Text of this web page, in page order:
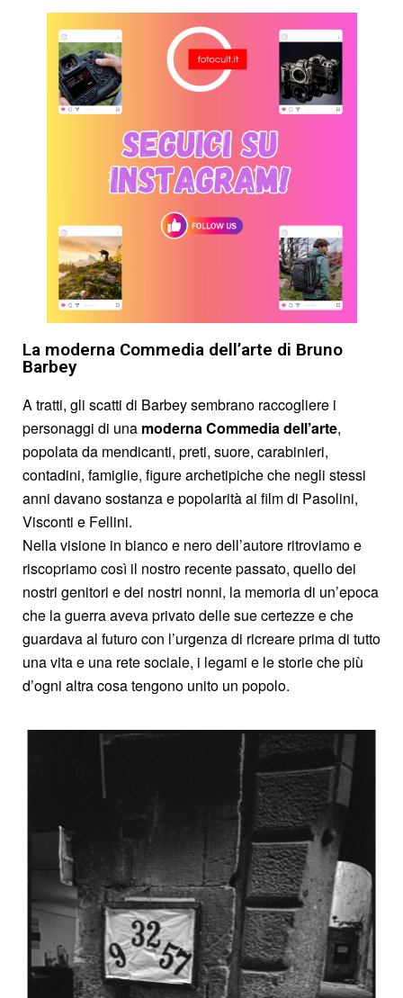
La moderna Commedia dell’arte di Bruno
Barbey
A tratti, gli scatti di Barbey sembrano raccogliere i
personaggi di una moderna Commedia dell’arte,
popolata da mendicanti, preti, suore, carabinieri,
contadini, famiglie, figure archetipiche che negli stessi
anni davano sostanza e popolarità ai film di Pasolini,
Visconti e Fellini.
Nella visione in bianco e nero dell’autore ritroviamo e
riscopriamo così il nostro recente passato, quello dei
nostri genitori e dei nostri nonni, la memoria di un’epoca
che la guerra aveva privato delle sue certezze e che
guardava al futuro con l’urgenza di ricreare prima di tutto
una vita e una rete sociale, i legami e le storie che più
d’ogni altra cosa tengono unito un popolo.